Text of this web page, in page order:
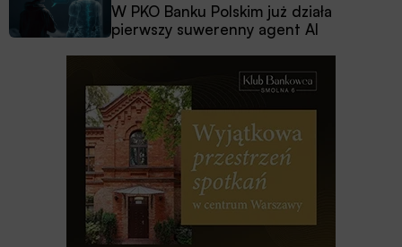
W PKO Banku Polskim już działa
pierwszy suwerenny agent AI